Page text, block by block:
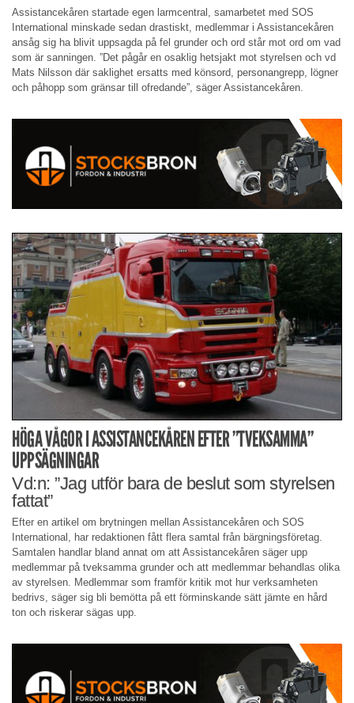
Assistancekåren startade egen larmcentral, samarbetet med SOS
International minskade sedan drastiskt, medlemmar i Assistancekåren
ansåg sig ha blivit uppsagda på fel grunder och ord står mot ord om vad
som är sanningen. ”Det pågår en osaklig hetsjakt mot styrelsen och vd
Mats Nilsson där saklighet ersatts med könsord, personangrepp, lögner
och påhopp som gränsar till ofredande”, säger Assistancekåren.
HÖGA VÅGOR I ASSISTANCEKÅREN EFTER ”TVEKSAMMA”
UPPSÄGNINGAR
Vd:n: ”Jag utför bara de beslut som styrelsen
fattat”
Efter en artikel om brytningen mellan Assistancekåren och SOS
International, har redaktionen fått flera samtal från bärgningsföretag.
Samtalen handlar bland annat om att Assistancekåren säger upp
medlemmar på tveksamma grunder och att medlemmar behandlas olika
av styrelsen. Medlemmar som framför kritik mot hur verksamheten
bedrivs, säger sig bli bemötta på ett förminskande sätt jämte en hård
ton och riskerar sägas upp.